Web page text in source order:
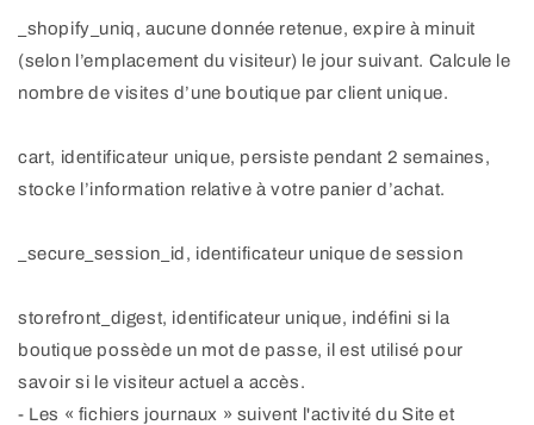
_shopify_uniq, aucune donnée retenue, expire à minuit
(selon l’emplacement du visiteur) le jour suivant. Calcule le
nombre de visites d’une boutique par client unique.
cart, identificateur unique, persiste pendant 2 semaines,
stocke l’information relative à votre panier d’achat.
_secure_session_id, identificateur unique de session
storefront_digest, identificateur unique, indéfini si la
boutique possède un mot de passe, il est utilisé pour
savoir si le visiteur actuel a accès.
- Les « fichiers journaux » suivent l'activité du Site et